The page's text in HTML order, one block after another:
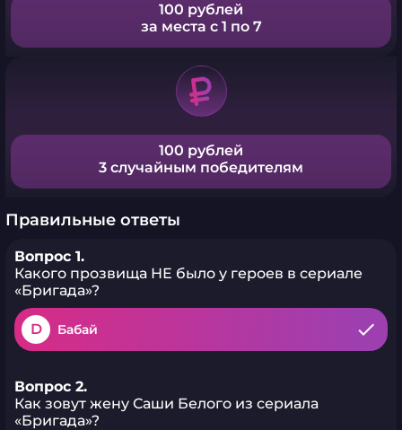
100 рублей
за места с 1 по 7
100 рублей
3 случайным победителям
Правильные ответы
Вопрос 1.
Какого прозвища НЕ было у героев в сериале
«Бригада»?
D Бабай
Вопрос 2.
Как зовут жену Саши Белого из сериала
«Бригада»?